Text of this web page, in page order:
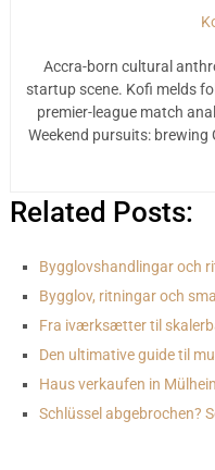
Accra-born cultural
startup scene. Kofi melds
premier-league match
Weekend pursuits:
Related Posts:
Bygglovshandlingar och
Bygglov, ritningar och
Fra iværksætter til
Den ultimative guide til
Haus verkaufen in
Schlüssel abgebrochen?